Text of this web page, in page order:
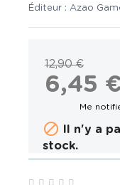
Éditeur : Azao
12,90 €
6,45 €
 Il n'y a
stock.